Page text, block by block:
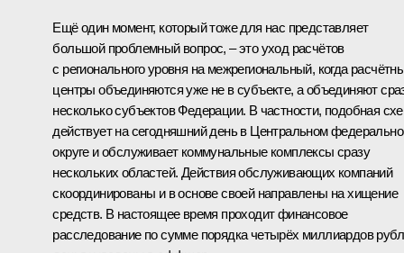
Ещё один момент, который тоже для нас представляет
большой проблемный вопрос, – это уход расчётов
с регионального уровня на межрегиональный, когда
центры объединяются уже не в субъекте, а объединяют
несколько субъектов Федерации. В частности, подобная
действует на сегодняшний день в Центральном
округе и обслуживает коммунальные комплексы сразу
нескольких областей. Действия обслуживающих компаний
скоординированы и в основе своей направлены на хищение
средств. В настоящее время проходит финансовое
расследование по сумме порядка четырёх миллиардов